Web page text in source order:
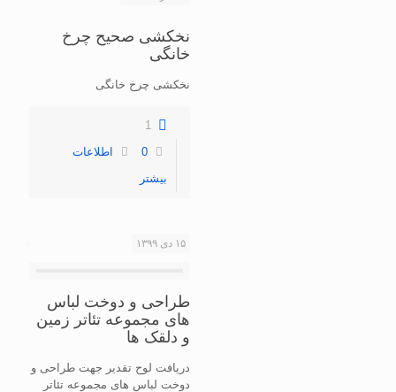
نخکشی صحیح چرخ
خانگی
نخکشی چرخ خانگی
1
0
اطلاعات
بیشتر
۱۵ دی ۱۳۹۹
طراحی و دوخت لباس
های مجموعه تئاتر زمین
و دلقک ها
دریافت لوح تقدیر جهت طراحی و
دوخت لباس های مجموعه تئاتر